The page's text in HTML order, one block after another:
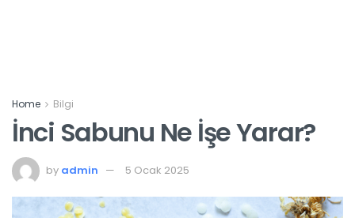
Home Bilgi
İnci Sabunu Ne İşe Yarar?
by admin 5 Ocak 2025